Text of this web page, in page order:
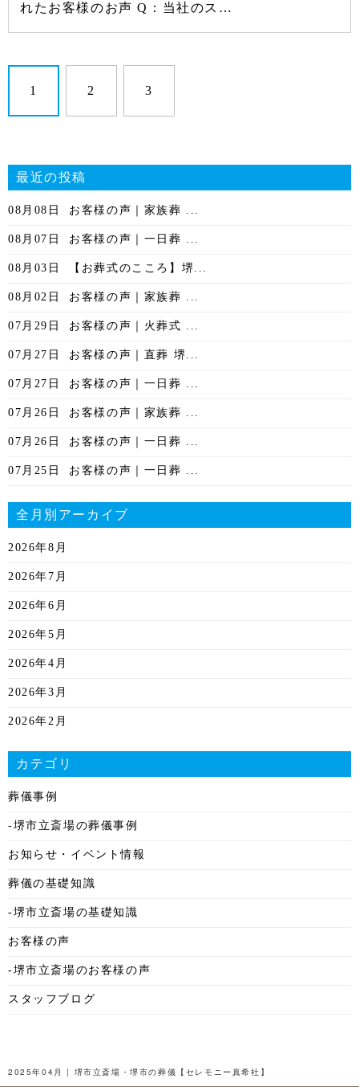
れたお客様のお声 Q：当社のス…
1 2 3
最近の投稿
08月08日 お客様の声｜家族葬 ...
08月07日 お客様の声｜一日葬 ...
08月03日 【お葬式のこころ】堺...
08月02日 お客様の声｜家族葬 ...
07月29日 お客様の声｜火葬式 ...
07月27日 お客様の声｜直葬 堺...
07月27日 お客様の声｜一日葬 ...
07月26日 お客様の声｜家族葬 ...
07月26日 お客様の声｜一日葬 ...
07月25日 お客様の声｜一日葬 ...
全月別アーカイブ
2026年8月
2026年7月
2026年6月
2026年5月
2026年4月
2026年3月
2026年2月
2026年1月
2025年12月
2025年2月
カテゴリ
葬儀事例
-堺市立斎場の葬儀事例
お知らせ・イベント情報
葬儀の基礎知識
-堺市立斎場の基礎知識
お客様の声
-堺市立斎場のお客様の声
スタッフブログ
2025年04月 | 堺市立斎場・堺市の葬儀【セレモニー真希社】